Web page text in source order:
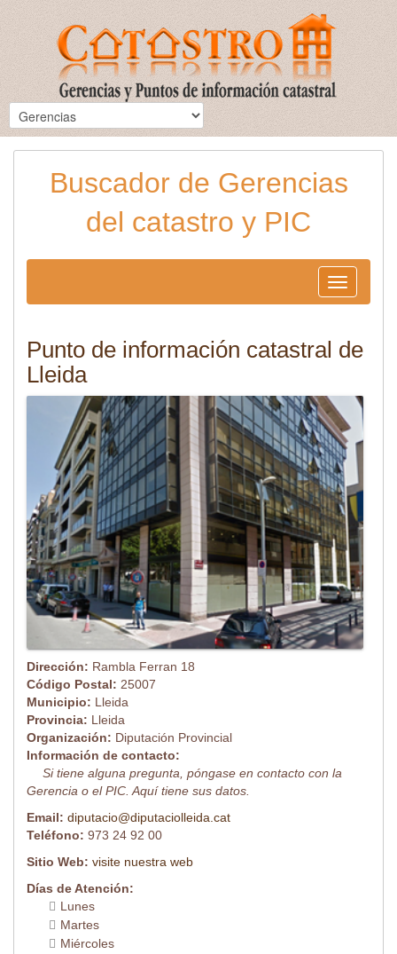
Buscador de Gerencias
del catastro y PIC
Toggle
navigation
Punto de información catastral de
Lleida
Dirección: Rambla Ferran 18
Código Postal: 25007
Municipio: Lleida
Provincia: Lleida
Organización: Diputación Provincial
Información de contacto:
Si tiene alguna pregunta, póngase en contacto con la
Gerencia o el PIC. Aquí tiene sus datos.
Email: diputacio@diputaciolleida.cat
Teléfono: 973 24 92 00
Sitio Web: visite nuestra web
Días de Atención:
Lunes
Martes
Miércoles